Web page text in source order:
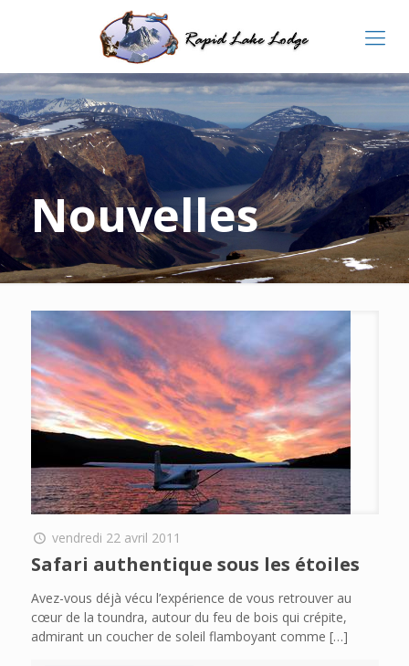
Nouvelles
vendredi 22 avril 2011
Safari authentique sous les étoiles
Avez-vous déjà vécu l’expérience de vous retrouver au
cœur de la toundra, autour du feu de bois qui crépite,
admirant un coucher de soleil flamboyant comme […]